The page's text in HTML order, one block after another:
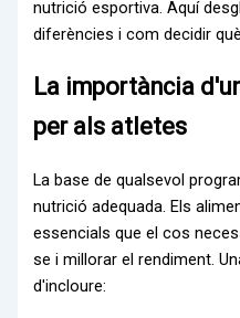
nutrició esportiva. Aquí
diferències i com decidir
La importància
per als atletes
La base de qualsevol
nutrició adequada. Els
essencials que el cos
se i millorar el rendiment.
d'incloure: